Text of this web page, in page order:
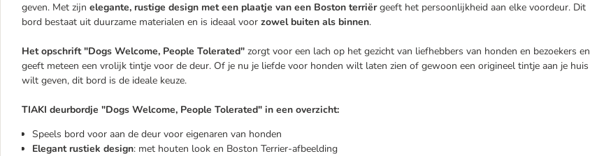
geven. Met zijn elegante, rustige design met een plaatje van een Boston terriërgeeft het persoonlijkheid aan elke voordeur. Dit
bord bestaat uit duurzame materialen en is ideaal voor zowel buiten als binnen.
Het opschrift "Dogs Welcome, People Tolerated" zorgt voor een lach op het gezicht van liefhebbers van honden en bezoekers en
geeft meteen een vrolijk tintje voor de deur. Of je nu je liefde voor honden wilt laten zien of gewoon een origineel tintje aan je huis
wilt geven, dit bord is de ideale keuze.
TIAKI deurbordje "Dogs Welcome, People Tolerated" in een overzicht:
Speels bord voor aan de deur voor eigenaren van honden
Elegant rustiek design: met houten look en Boston Terrier-afbeelding